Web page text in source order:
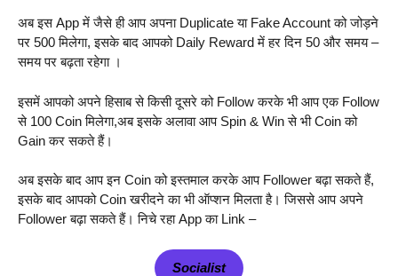
अब इस App में जैसे ही आप अपना Duplicate या Fake Account को जोड़ने
पर 500 मिलेगा, इसके बाद आपको Daily Reward में हर दिन 50 और समय –
समय पर बढ़ता रहेगा ।
इसमें आपको अपने हिसाब से किसी दूसरे को Follow करके भी आप एक Follow
से 100 Coin मिलेगा,अब इसके अलावा आप Spin & Win से भी Coin को
Gain कर सकते हैं।
अब इसके बाद आप इन Coin को इस्तमाल करके आप Follower बढ़ा सकते हैं,
इसके बाद आपको Coin खरीदने का भी ऑप्शन मिलता है। जिससे आप अपने
Follower बढ़ा सकते हैं। निचे रहा App का Link –
Socialist